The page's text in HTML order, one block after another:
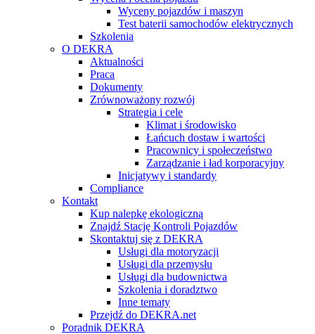
Wyceny pojazdów i maszyn
Test baterii samochodów elektrycznych
Szkolenia
O DEKRA
Aktualności
Praca
Dokumenty
Zrównoważony rozwój
Strategia i cele
Klimat i środowisko
Łańcuch dostaw i wartości
Pracownicy i społeczeństwo
Zarządzanie i ład korporacyjny
Inicjatywy i standardy
Compliance
Kontakt
Kup nalepkę ekologiczną
Znajdź Stację Kontroli Pojazdów
Skontaktuj się z DEKRA
Usługi dla motoryzacji
Usługi dla przemysłu
Usługi dla budownictwa
Szkolenia i doradztwo
Inne tematy
Przejdź do DEKRA.net
Poradnik DEKRA